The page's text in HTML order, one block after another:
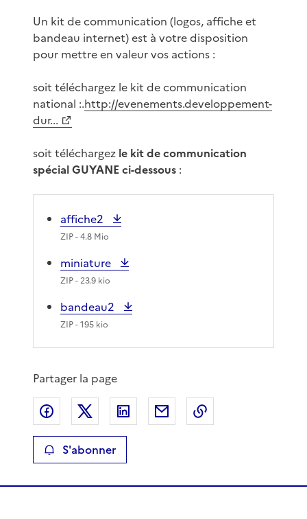
Un kit de communication (logos, affiche et
bandeau internet) est à votre disposition
pour mettre en valeur vos actions :
soit téléchargez le kit de communication
national :.http://evenements.developpement-
dur...
soit téléchargez le kit de communication
spécial GUYANE ci-dessous :
affiche2
ZIP- 4.8 Mio
miniature
ZIP- 23.9 kio
bandeau2
ZIP- 195 kio
Partager la page
Partager sur Facebook
Partager sur XPartager sur LinkedIn
Partager par email
S'abonner